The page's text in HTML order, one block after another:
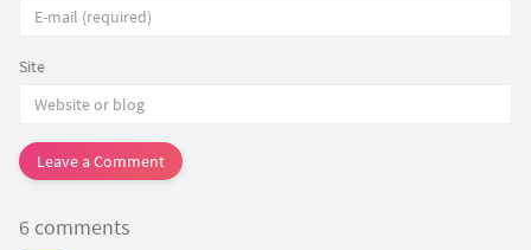
Site
Leave a Comment
6 comments